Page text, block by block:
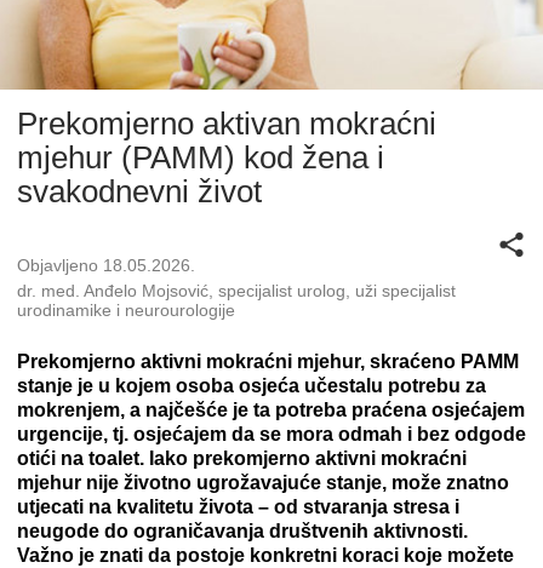
Prekomjerno aktivan mokraćni
mjehur (PAMM) kod žena i
svakodnevni život
Objavljeno 18.05.2026.
dr. med. Anđelo Mojsović, specijalist urolog, uži specijalist
urodinamike i neurourologije
Prekomjerno aktivni mokraćni mjehur, skraćeno PAMM
stanje je u kojem osoba osjeća učestalu potrebu za
mokrenjem, a najčešće je ta potreba praćena osjećajem
urgencije, tj. osjećajem da se mora odmah i bez odgode
otići na toalet. Iako prekomjerno aktivni mokraćni
mjehur nije životno ugrožavajuće stanje, može znatno
utjecati na kvalitetu života – od stvaranja stresa i
neugode do ograničavanja društvenih aktivnosti.
Važno je znati da postoje konkretni koraci koje možete